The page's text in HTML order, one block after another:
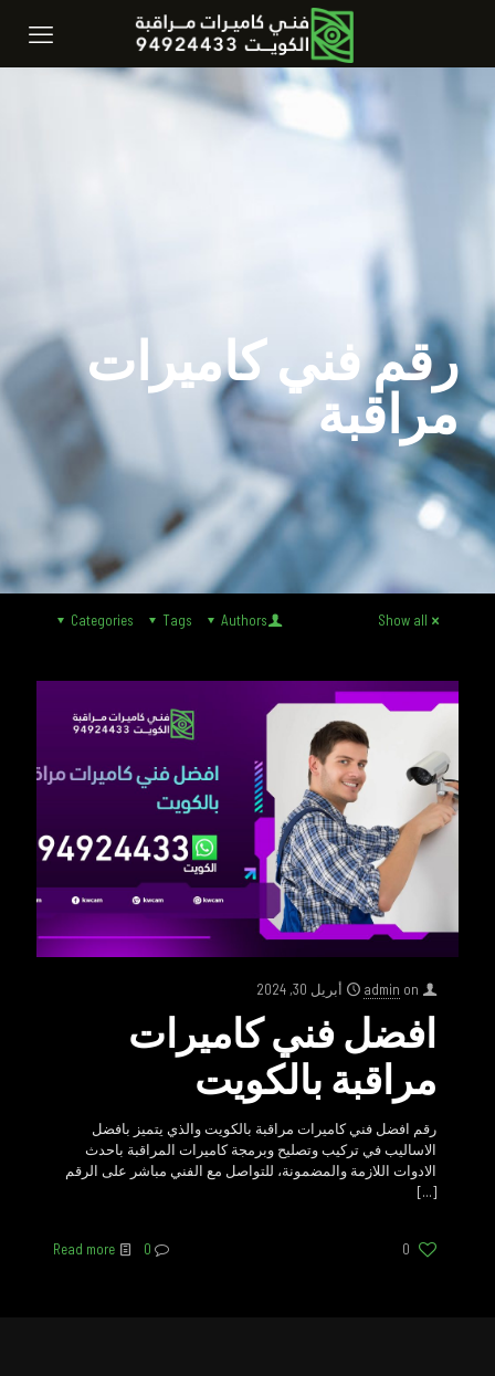
رقم فني كاميرات
مراقبة
Categories Tags Authors Show all
admin on أبريل 30, 2024
افضل فني كاميرات
مراقبة بالكويت
رقم افضل فني كاميرات مراقبة بالكويت والذي يتميز بافضل
الاساليب في تركيب وتصليح وبرمجة كاميرات المراقبة باحدث
الادوات اللازمة والمضمونة، للتواصل مع الفني مباشر على الرقم
[…]
0
0
Read more